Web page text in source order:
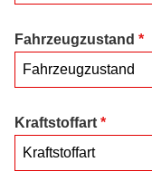
Fahrzeugzustand *
Fahrzeugzustand
Kraftstoffart *
Kraftstoffart